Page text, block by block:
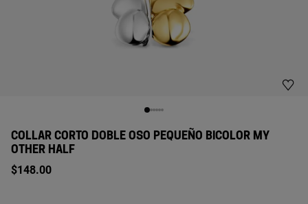
COLLAR CORTO DOBLE OSO PEQUEÑO BICOLOR MY
OTHER HALF
$148.00